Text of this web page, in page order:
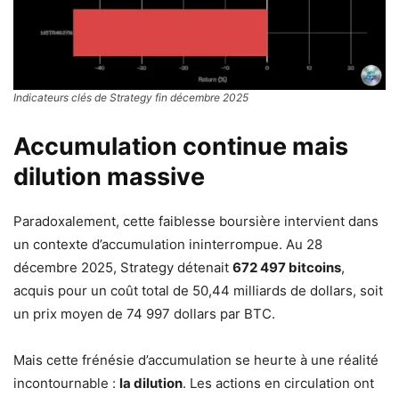
Indicateurs clés de Strategy fin décembre 2025
Accumulation continue mais
dilution massive
Paradoxalement, cette faiblesse boursière intervient dans
un contexte d’accumulation ininterrompue. Au 28
décembre 2025, Strategy détenait 672 497 bitcoins,
acquis pour un coût total de 50,44 milliards de dollars, soit
un prix moyen de 74 997 dollars par BTC.
Mais cette frénésie d’accumulation se heurte à une réalité
incontournable : la dilution. Les actions en circulation ont